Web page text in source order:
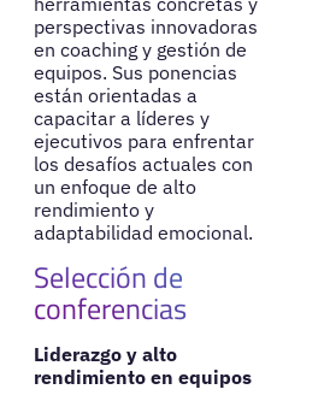
perspectivas innovadoras
en coaching y gestión de
equipos. Sus ponencias
están orientadas a
capacitar a líderes y
ejecutivos para enfrentar
los desafíos actuales con
un enfoque de alto
rendimiento y
adaptabilidad emocional.
Selección de
conferencias
Liderazgo y alto
rendimiento en equipos